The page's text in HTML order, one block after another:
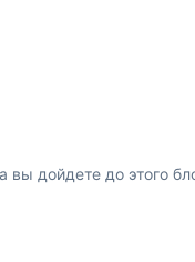
вы дойдете до этого